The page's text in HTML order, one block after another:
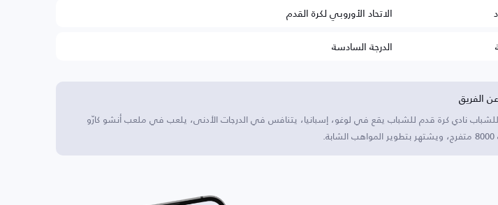
الاتحاد الأوروبي لكرة القدم
الدرجة السادسة
الفريق
نادي كرة قدم للشباب يقع في لوغو، إسبانيا، يتنافس في الدرجات الأدنى، يلعب في ملعب أنشو كارّو